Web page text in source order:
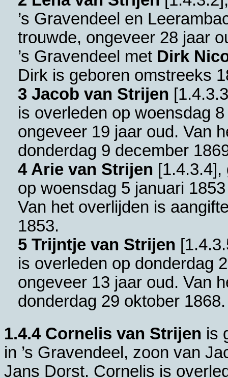
’s Gravendeel en
trouwde, ongeveer 28 jaar
’s Gravendeel met Dirk
Dirk is geboren omstreeks
3 Jacob van Strijen [1.4.3.3
is overleden op woensdag
ongeveer 19 jaar oud. Van
donderdag 9 december
4 Arie van Strijen [1.4.3.4],
op woensdag 5 januari
Van het overlijden is
1853.
5 Trijntje van Strijen [
is overleden op donderdag
ongeveer 13 jaar oud. Van
donderdag 29 oktober 1868.
1.4.4Cornelis van Strijen is
in ’s Gravendeel , zoon van
Jans Dorst. Cornelis is